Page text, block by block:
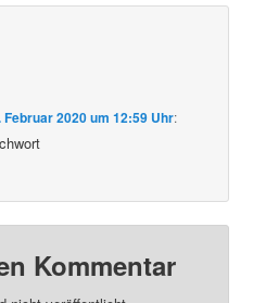
Februar 2020 um 12:59 Uhr:
Kommentar